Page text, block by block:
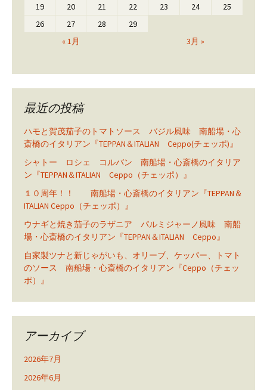
« 1月 3月 »
19
20 21 22 23 24
25
26
27 28 29
最近の投稿
ハモと賀茂茄子のトマトソース バジル風味 南船場・心
斎橋のイタリアン『TEPPAN＆ITALIAN Ceppo(チェッポ)』
シャトー ロシェ コルバン 南船場・心斎橋のイタリア
ン『TEPPAN＆ITALIAN Ceppo（チェッポ）』
１０周年！！ 南船場・心斎橋のイタリアン『TEPPAN＆
ITALIAN Ceppo（チェッポ）』
ウナギと焼き茄子のラザニア パルミジャーノ風味 南船
場・心斎橋のイタリアン『TEPPAN＆ITALIAN Ceppo』
自家製ツナと新じゃがいも、オリーブ、ケッパー、トマト
のソース 南船場・心斎橋のイタリアン『Ceppo（チェッ
ポ）』
アーカイブ
2026年7月
2026年6月